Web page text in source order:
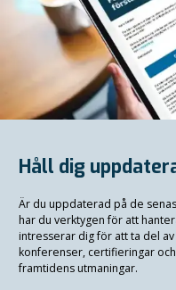
Håll dig
Är du uppdaterad på de
har du verktygen för att
intresserar dig för att ta del
konferenser, certifieringar
framtidens utmaningar.